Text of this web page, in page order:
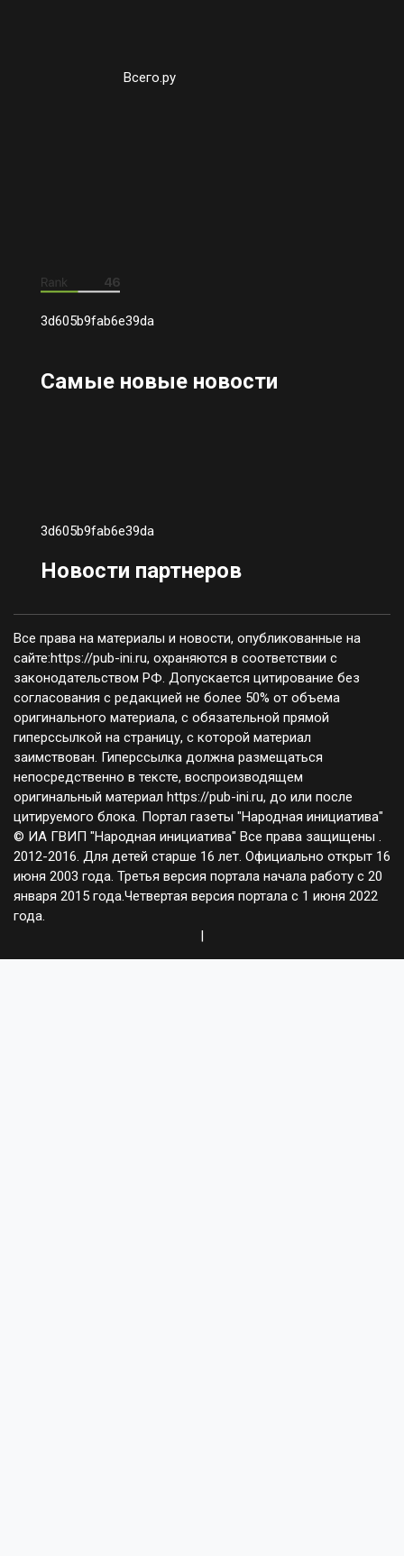
Всего.ру
3d605b9fab6e39da
Самые новые новости
3d605b9fab6e39da
Новости партнеров
Все права на материалы и новости, опубликованные на
сайте:https://pub-ini.ru, охраняются в соответствии с
законодательством РФ. Допускается цитирование без
согласования с редакцией не более 50% от объема
оригинального материала, с обязательной прямой
гиперссылкой на страницу, с которой материал
заимствован. Гиперссылка должна размещаться
непосредственно в тексте, воспроизводящем
оригинальный материал https://pub-ini.ru, до или после
цитируемого блока. Портал газеты "Народная инициатива"
© ИА ГВИП "Народная инициатива" Все права защищены .
2012-2016. Для детей старше 16 лет. Официально открыт 16
июня 2003 года. Третья версия портала начала работу с 20
января 2015 года.Четвертая версия портала с 1 июня 2022
года.
|